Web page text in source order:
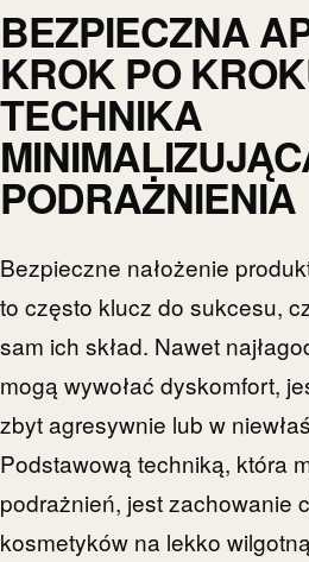
BEZPIECZNA
KROK PO
TECHNIKA
PODRAŻNIENIA
Bezpieczne nałożenie
to często klucz do sukcesu,
sam ich skład. Nawet
mogą wywołać dyskomfort,
zbyt agresywnie lub w
Podstawową techniką, która
podrażnień, jest zachowanie
kosmetyków na lekko